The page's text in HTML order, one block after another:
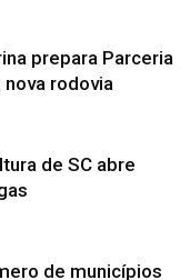
prepara Parceria
rodovia
de SC abre
de municípios